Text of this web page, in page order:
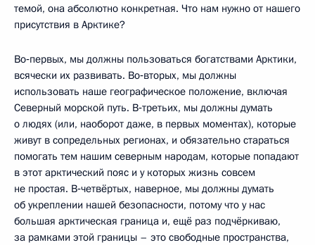
темой, она абсолютно конкретная. Что нам нужно от нашего
присутствия в Арктике?
Во‑первых, мы должны пользоваться богатствами Арктики,
всячески их развивать. Во‑вторых, мы должны
использовать наше географическое положение, включая
Северный морской путь. В‑третьих, мы должны думать
о людях (или, наоборот даже, в первых моментах), которые
живут в сопредельных регионах, и обязательно стараться
помогать тем нашим северным народам, которые попадают
в этот арктический пояс и у которых жизнь совсем
не простая. В‑четвёртых, наверное, мы должны думать
об укреплении нашей безопасности, потому что у нас
большая арктическая граница и, ещё раз подчёркиваю,
за рамками этой границы – это свободные пространства,